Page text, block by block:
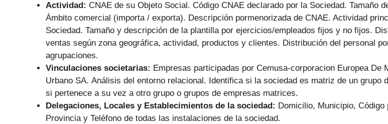
Actividad: CNAE de su Objeto Social. Código CNAE declarado por la Sociedad. Tamaño
Ámbito comercial (importa / exporta). Descripción pormenorizada de CNAE. Actividad
Sociedad. Tamaño y descripción de la plantilla por ejercicios/empleados fijos y no fijos.
ventas según zona geográfica, actividad, productos y clientes. Distribución del personal
agrupaciones.
Vinculaciones societarias: Empresas participadas por Cemusa-corporacion Europea De
Urbano SA. Análisis del entorno relacional. Identifica si la sociedad es matriz de un grupo
si pertenece a su vez a otro grupo o grupos de empresas matrices.
Delegaciones, Locales y Establecimientos de la sociedad: Domicilio, Municipio, Código
Provincia y Teléfono de todas las instalaciones de la sociedad.